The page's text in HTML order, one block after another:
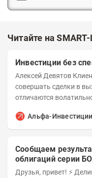
Читайте на SMART-
Инвестиции без
Алексей Девятов Клиенты Альфа-Инвестиций могут
совершать сделки в выходные . Торги в эти дни не
отличаются
Альфа-Инвестиции
Сообщаем
облигаций серии
Друзья, привет! ⚡️ Делимся итогами оферты по выпуску